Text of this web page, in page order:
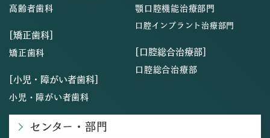
高齢者歯科
[矯正歯科]
矯正歯科
[小児・障がい者歯科]
小児・障がい者歯科
顎口腔機能治療部門
口腔インプラント治療部門
[口腔総合治療部]
口腔総合治療部
センター・部門